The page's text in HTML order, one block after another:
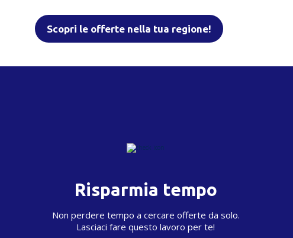
Scopri le offerte nella tua regione!
Risparmia tempo
Non perdere tempo a cercare offerte da solo.
Lasciaci fare questo lavoro per te!